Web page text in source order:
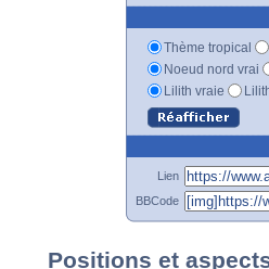
Thème tropical
Noeud nord vrai
Lilith vraie
Lien
BBCode
Positions et